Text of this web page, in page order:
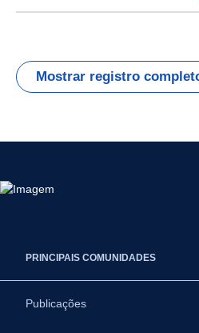
Mostrar registro
PRINCIPAIS COMUNIDADES
Publicações